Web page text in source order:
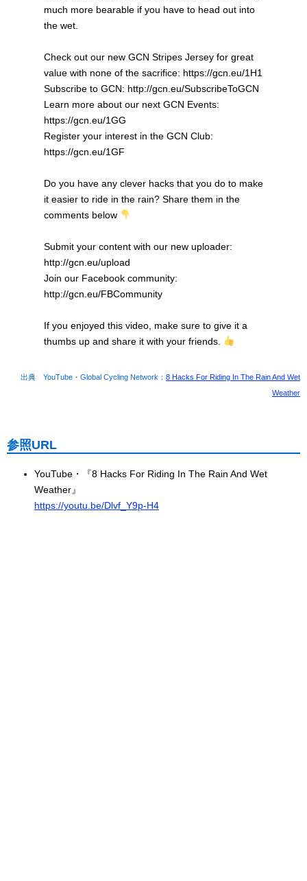
much more bearable if you have to head out into
the wet.
Check out our new GCN Stripes Jersey for great
value with none of the sacrifice: https://gcn.eu/1H1
Subscribe to GCN: http://gcn.eu/SubscribeToGCN
Learn more about our next GCN Events:
https://gcn.eu/1GG
Register your interest in the GCN Club:
https://gcn.eu/1GF
Do you have any clever hacks that you do to make
it easier to ride in the rain? Share them in the
comments below
Submit your content with our new uploader:
http://gcn.eu/upload
Join our Facebook community:
http://gcn.eu/FBCommunity
If you enjoyed this video, make sure to give it a
thumbs up and share it with your friends.
出典 YouTube・Global Cycling Network： 8 Hacks For Riding In The Rain And Wet
Weather
参照URL
YouTube・『8 Hacks For Riding In The Rain And Wet
Weather』
https://youtu.be/Dlvf_Y9p-H4